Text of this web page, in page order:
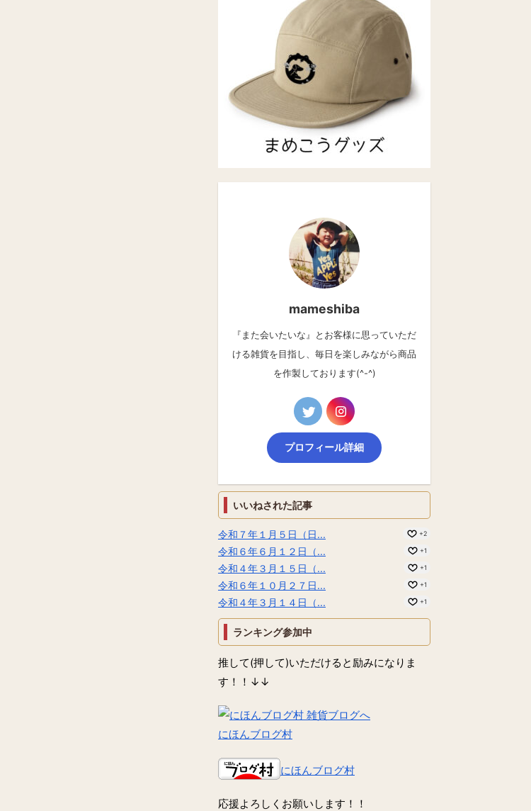
mameshiba
『また会いたいな』とお客様に思っていただ
ける雑貨を目指し、毎日を楽しみながら商品
を作製しております(^-^)
プロフィール詳細
いいねされた記事
令和７年１月５日（日... +2
令和６年６月１２日（... +1
令和４年３月１５日（... +1
令和６年１０月２７日... +1
令和４年３月１４日（... +1
ランキング参加中
推して(押して)いただけると励みになりま
す！！↓↓
にほんブログ村
にほんブログ村
応援よろしくお願いします！！